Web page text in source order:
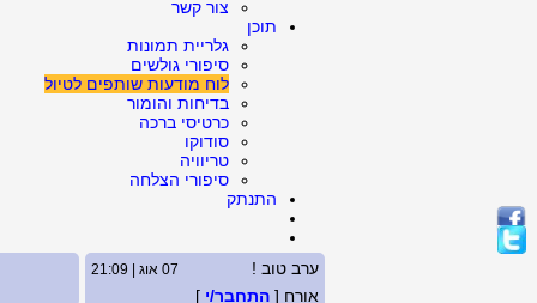
צור קשר
תוכן
גלריית תמונות
סיפורי גולשים
לוח מודעות שותפים לטיול
בדיחות והומור
כרטיסי ברכה
סודוקו
טריוויה
סיפורי הצלחה
התנתק
ערב טוב ! 07 אוג | 21:09
אורח [ התחבר/י ]